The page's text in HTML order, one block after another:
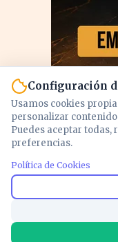
Configuración
Usamos cookies
personalizar
Puedes aceptar todas,
preferencias.
Política de Cookies